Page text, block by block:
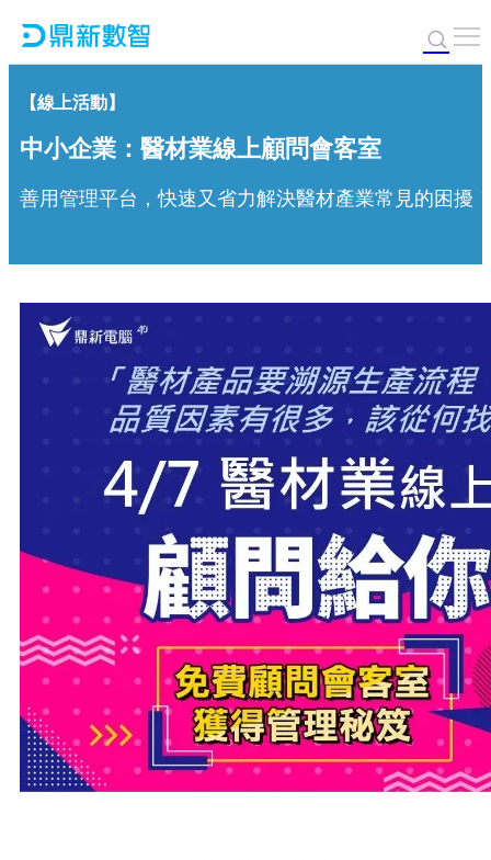
【線上活動】
中小企業：醫材業線上顧問會客室
善用管理平台，快速又省力解決醫材產業常見的困擾